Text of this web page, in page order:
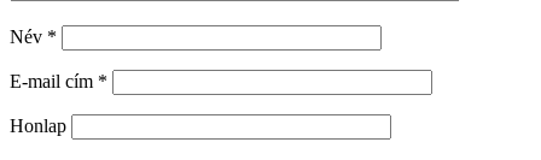
Név *
E-mail cím *
Honlap